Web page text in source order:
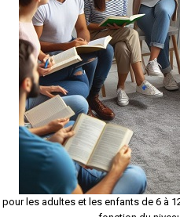
pour les adultes et les enfants de 6 à